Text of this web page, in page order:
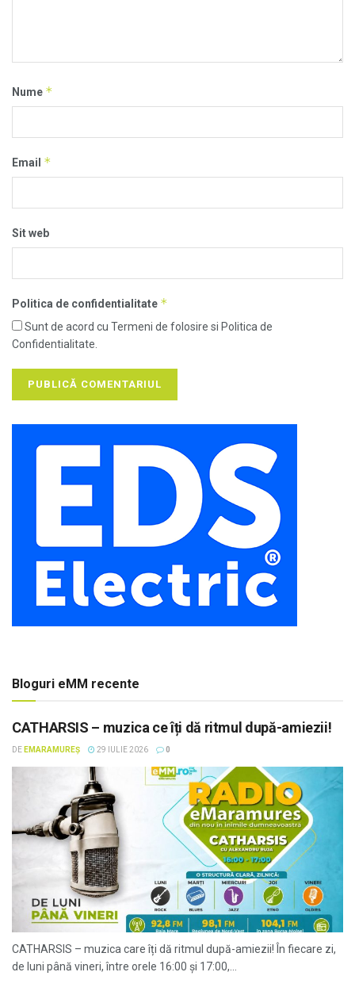
Nume *
Email *
Sit web
Politica de confidentialitate *
Sunt de acord cu Termeni de folosire si Politica de
Confidentialitate.
Bloguri eMM recente
CATHARSIS – muzica ce îți dă ritmul după-amiezii!
DE EMARAMUREȘ 29 IULIE 2026 0
CATHARSIS – muzica care îți dă ritmul după-amiezii! În fiecare zi,
de luni până vineri, între orele 16:00 și 17:00,...